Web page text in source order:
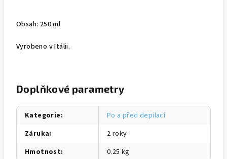
Obsah: 250 ml
Vyrobeno v Itálii.
Doplňkové parametry
Kategorie:
Po a před depilací
Záruka:
2 roky
Hmotnost: 0.25 kg